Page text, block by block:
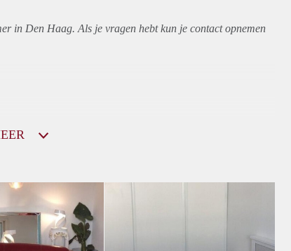
in Den Haag. Als je vragen hebt kun je contact opnemen